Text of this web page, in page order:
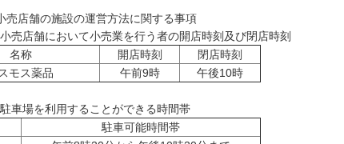
店舗の施設の運営方法に関する事項
売店舗において小売業を行う者の開店時刻及び閉店時刻
名称
開店時刻
閉店時刻
モス薬品
午前9時 午後10時
車場を利用することができる時間帯
駐車可能時間帯